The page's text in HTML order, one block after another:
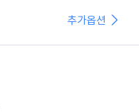
추가옵션